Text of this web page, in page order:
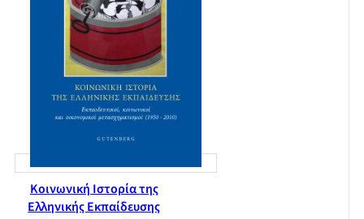
Κοινωνική Ιστορία της
Ελληνικής Εκπαίδευσης